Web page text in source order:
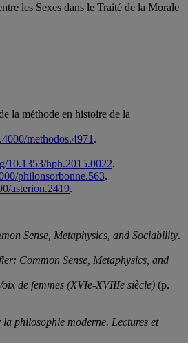
les Sexes dans le Traité de la Morale
la méthode en histoire de la
methodos.4971 .
10.1353/hph.2015.0022.
philonsorbonne.563.
asterion.2419.
Sense, Metaphysics, and Sociability.
Common Sense, Metaphysics, and
de femmes (XVIe-XVIIIe siècle) (p.
philosophie moderne. Lectures et